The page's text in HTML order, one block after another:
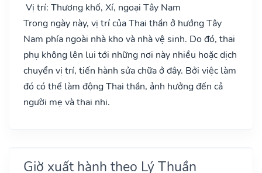
Vị trí: Thương khố, Xí, ngoại Tây Nam
Trong ngày này, vị trí của Thai thần ở hướng Tây
Nam phía ngoài nhà kho và nhà vệ sinh. Do đó, thai
phụ không lên lui tới những nơi này nhiều hoặc dịch
chuyển vị trí, tiến hành sửa chữa ở đây. Bởi việc làm
đó có thể làm động Thai thần, ảnh hưởng đến cả
người mẹ và thai nhi.
Giờ xuất hành theo Lý Thuần